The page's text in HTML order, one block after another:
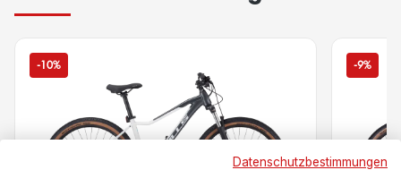
-10% -9%
Datenschutzbestimmungen